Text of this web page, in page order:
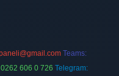
Teams:
606 0 726 Telegram: